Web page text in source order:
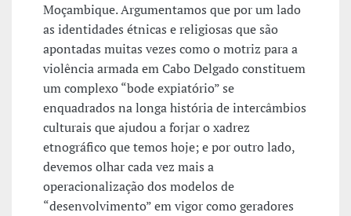
Moçambique. Argumentamos que por um lado
as identidades étnicas e religiosas que são
apontadas muitas vezes como o motriz para a
violência armada em Cabo Delgado constituem
um complexo “bode expiatório” se
enquadrados na longa história de intercâmbios
culturais que ajudou a forjar o xadrez
etnográfico que temos hoje; e por outro lado,
devemos olhar cada vez mais a
operacionalização dos modelos de
“desenvolvimento” em vigor como geradores